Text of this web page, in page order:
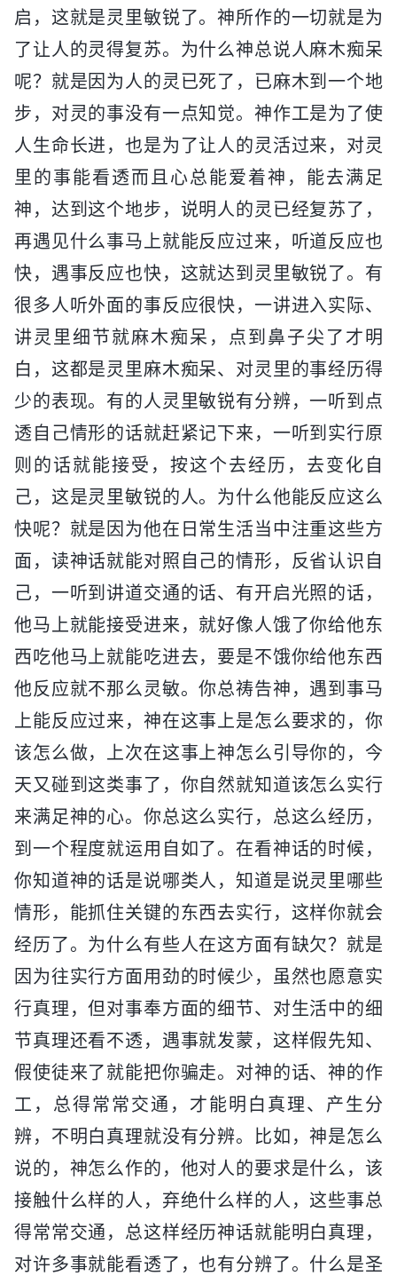
启，这就是灵里敏锐了。神所作的一切就是为
了让人的灵得复苏。为什么神总说人麻木痴呆
呢？就是因为人的灵已死了，已麻木到一个地
步，对灵的事没有一点知觉。神作工是为了使
人生命长进，也是为了让人的灵活过来，对灵
里的事能看透而且心总能爱着神，能去满足
神，达到这个地步，说明人的灵已经复苏了，
再遇见什么事马上就能反应过来，听道反应也
快，遇事反应也快，这就达到灵里敏锐了。有
很多人听外面的事反应很快，一讲进入实际、
讲灵里细节就麻木痴呆，点到鼻子尖了才明
白，这都是灵里麻木痴呆、对灵里的事经历得
少的表现。有的人灵里敏锐有分辨，一听到点
透自己情形的话就赶紧记下来，一听到实行原
则的话就能接受，按这个去经历，去变化自
己，这是灵里敏锐的人。为什么他能反应这么
快呢？就是因为他在日常生活当中注重这些方
面，读神话就能对照自己的情形，反省认识自
己，一听到讲道交通的话、有开启光照的话，
他马上就能接受进来，就好像人饿了你给他东
西吃他马上就能吃进去，要是不饿你给他东西
他反应就不那么灵敏。你总祷告神，遇到事马
上能反应过来，神在这事上是怎么要求的，你
该怎么做，上次在这事上神怎么引导你的，今
天又碰到这类事了，你自然就知道该怎么实行
来满足神的心。你总这么实行，总这么经历，
到一个程度就运用自如了。在看神话的时候，
你知道神的话是说哪类人，知道是说灵里哪些
情形，能抓住关键的东西去实行，这样你就会
经历了。为什么有些人在这方面有缺欠？就是
因为往实行方面用劲的时候少，虽然也愿意实
行真理，但对事奉方面的细节、对生活中的细
节真理还看不透，遇事就发蒙，这样假先知、
假使徒来了就能把你骗走。对神的话、神的作
工，总得常常交通，才能明白真理、产生分
辨，不明白真理就没有分辨。比如，神是怎么
说的，神怎么作的，他对人的要求是什么，该
接触什么样的人，弃绝什么样的人，这些事总
得常常交通，总这样经历神话就能明白真理，
对许多事就能看透了，也有分辨了。什么是圣